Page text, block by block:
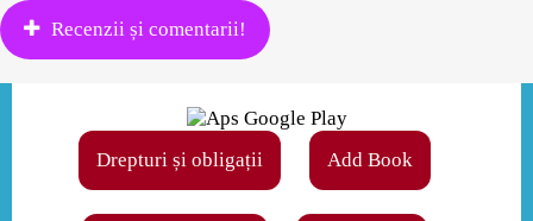
Recenzii și comentarii!
Drepturi și obligații Add Book